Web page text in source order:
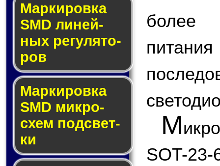
Маркировка
SMD ли­ней­
ных ре­гу­ля­то­
ров
Маркировка
SMD мик­ро­
схем под­свет­
ки
более
М
SOT-23-